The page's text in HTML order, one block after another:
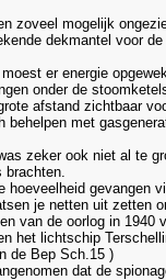
zoveel mogelijk
dekmantel voor
er energie
onder de
afstand zichtbaar
met
zeker ook niet al te
brachten.
hoeveelheid
je netten uit zetten
van de oorlog in
het lichtschip
de Bep Sch.15 )
dat de